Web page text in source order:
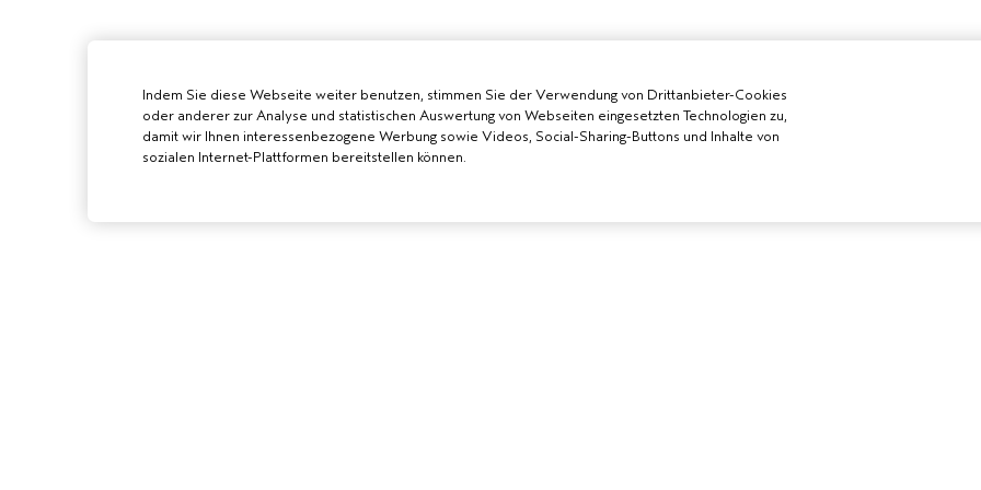
Indem Sie diese Webseite weiter benutzen, stimmen Sie der Verwendung von Drittanbieter-Cookies
oder anderer zur Analyse und statistischen Auswertung von Webseiten eingesetzten Technologien zu,
damit wir Ihnen interessenbezogene Werbung sowie Videos, Social-Sharing-Buttons und Inhalte von
sozialen Internet-Plattformen bereitstellen können.